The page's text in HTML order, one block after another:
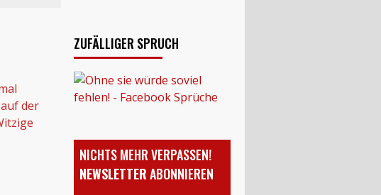
ZUFÄLLIGER SPRUCH
NICHTS MEHR VERPASSEN!
NEWSLETTERABONNIEREN